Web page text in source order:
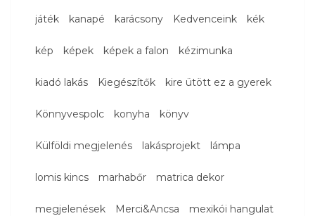
játék kanapé karácsony Kedvenceink kék
kép képek képek a falon kézimunka
kiadó lakás Kiegészítők kire ütött ez a gyerek
Könnyvespolc konyha könyv
Külföldi megjelenés lakásprojekt lámpa
lomis kincs marhabőr matrica dekor
megjelenések Merci&Ancsa mexikói hangulat